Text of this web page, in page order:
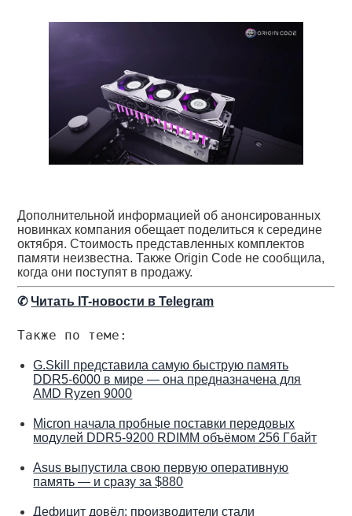
Дополнительной информацией об анонсированных
новинках компания обещает поделиться к середине
октября. Стоимость представленных комплектов
памяти неизвестна. Также Origin Code не сообщила,
когда они поступят в продажу.
✆Читать IT-новости в Telegram
Также по теме:
G.Skill представила самую быструю память
DDR5-6000 в мире — она предназначена для
AMD Ryzen 9000
Micron начала пробные поставки передовых
модулей DDR5-9200 RDIMM объёмом 256 Гбайт
Asus выпустила свою первую оперативную
память — и сразу за $880
Дефицит довёл: производители стали